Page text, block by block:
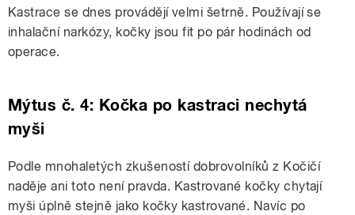
Kastrace se dnes provádějí velmi šetrně. Používají se
inhalační narkózy, kočky jsou fit po pár hodinách od
operace.
Mýtus č. 4: Kočka po kastraci nechytá
myši
Podle mnohaletých zkušeností dobrovolníků z Kočičí
naděje ani toto není pravda. Kastrované kočky chytají
myši úplně stejně jako kočky kastrované. Navíc po